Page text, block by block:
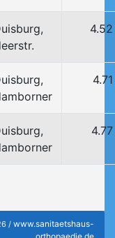
/ www.sanitaetshaus-